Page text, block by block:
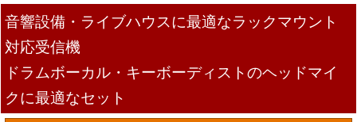
音響設備・ライブハウスに最適なラックマウント
対応受信機
ドラムボーカル・キーボーディストのヘッドマイ
クに最適なセット